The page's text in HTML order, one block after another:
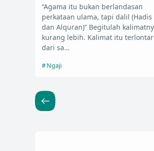
“Agama itu bukan berlandasan
perkataan ulama, tapi dalil (Hadis
dan Alquran)” Begitulah kalimatnya
kurang lebih. Kalimat itu terlontar
dari sa…
Ngaji